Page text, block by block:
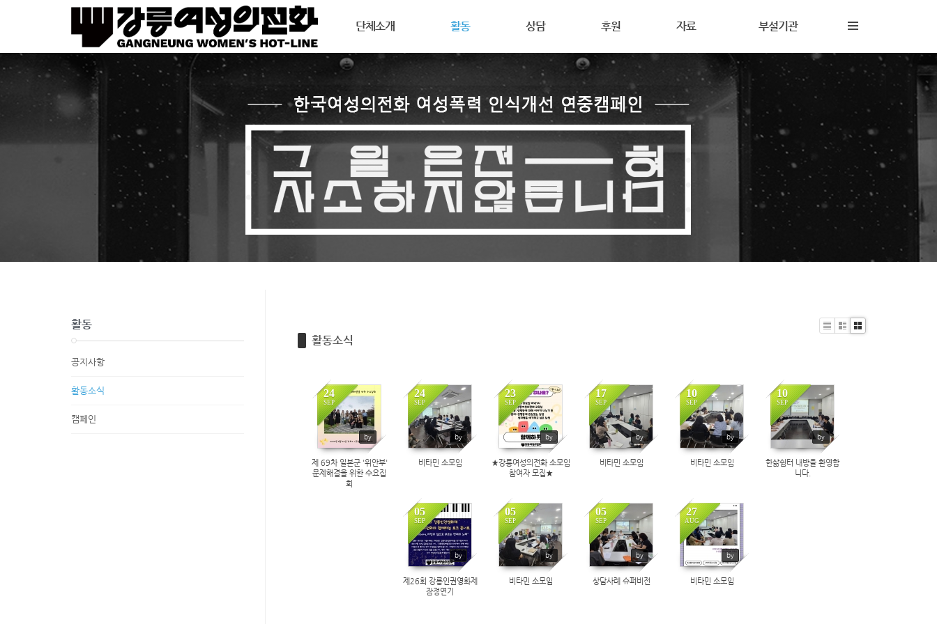
단체소개
강릉여성의전화는
목표
조직도
오시는길
활동
캠페인
상담
상담안내
여성주의상담이란
온라인 상담
후원
후원안내
회원활동
자원활동
자료
재정보고
갤러리
부설기관
해솔상담소
활동소식
Li
Zi
G
24
SEP
by
441
제 69차 일본군 '위안부'
문제해결을 위한 수요집
회
24
SEP
by
424
비타민 소모임
23
SEP
by
501
★강릉여성의전화 소모임
참여자 모집★
17
SEP
by
463
비타민 소모임
10
SEP
by
455
비타민 소모임
10
SEP
by
537
한삶쉼터 내방을 환영합
니다.
05
SEP
by
627
제26회 강릉인권영화제
잠정연기
05
SEP
by
524
비타민 소모임
05
SEP
by
496
상담사례 슈퍼비전
27
AUG
by
488
비타민 소모임
활동
공지사항
활동소식
캠페인